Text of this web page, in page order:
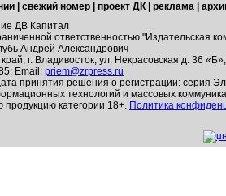
свежий номер проект ДК реклама
ДВ Капитал
ответственностью "Издательская
Андрей Александрович
г. Владивосток, ул. Некрасовская д. 36
Email: priem@zrpress.ru
принятия решения о регистрации: серия
технологий и массовых
категории 18+. Политика